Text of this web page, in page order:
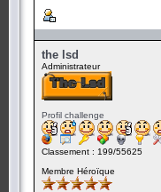
the lsd
Administrateur
Profil challenge
Classement : 199/55625
Membre Héroïque